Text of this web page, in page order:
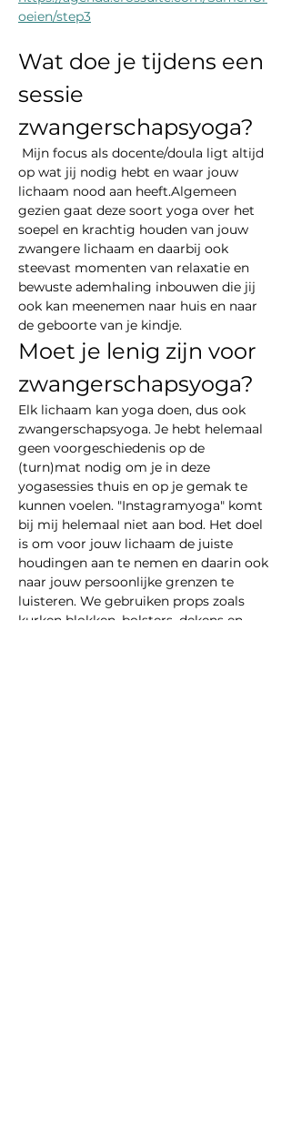
oeien/step3
Wat doe je tijdens een
sessie
zwangerschapsyoga?
Mijn focus als docente/doula ligt altijd
op wat jij nodig hebt en waar jouw
lichaam nood aan heeft.Algemeen
gezien gaat deze soort yoga over het
soepel en krachtig houden van jouw
zwangere lichaam en daarbij ook
steevast momenten van relaxatie en
bewuste ademhaling inbouwen die jij
ook kan meenemen naar huis en naar
de geboorte van je kindje.
Moet je lenig zijn voor
zwangerschapsyoga?
Elk lichaam kan yoga doen, dus ook
zwangerschapsyoga. Je hebt helemaal
geen voorgeschiedenis op de
(turn)mat nodig om je in deze
yogasessies thuis en op je gemak te
kunnen voelen. "Instagramyoga" komt
bij mij helemaal niet aan bod. Het doel
is om voor jouw lichaam de juiste
houdingen aan te nemen en daarin ook
naar jouw persoonlijke grenzen te
luisteren. We gebruiken props zoals
kurken blokken, bolsters, dekens en